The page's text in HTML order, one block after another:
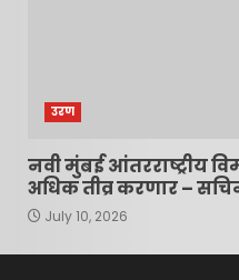
उरण
नवी मुंबई आंतरराष्ट्रीय
अधिक तीव्र करणार –
July 10, 2026